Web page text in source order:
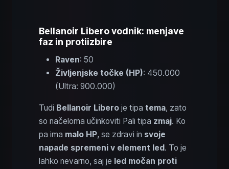
Bellanoir Libero vodnik: menjave
faz in protiizbire
Raven: 50
Življenjske točke (HP): 450.000
(Ultra: 900.000)
Tudi Bellanoir Libero je tipa tema, zato
so načeloma učinkoviti Pali tipa zmaj. Ko
pa ima malo HP, se zdravi in svoje
napade spremeni v element led . To je
lahko nevarno, saj je led močan proti